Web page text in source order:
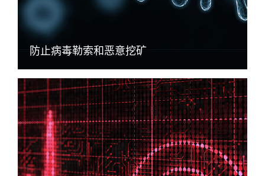
防止病毒勒索和恶意挖矿